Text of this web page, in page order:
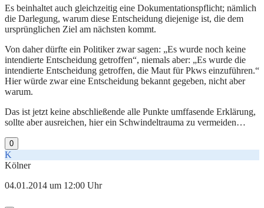
Es beinhaltet auch gleichzeitig eine Dokumentationspflicht; nämlich
die Darlegung, warum diese Entscheidung diejenige ist, die dem
ursprünglichen Ziel am nächsten kommt.
Von daher dürfte ein Politiker zwar sagen: „Es wurde noch keine
intendierte Entscheidung getroffen“, niemals aber: „Es wurde die
intendierte Entscheidung getroffen, die Maut für Pkws einzuführen.“
Hier würde zwar eine Entscheidung bekannt gegeben, nicht aber
warum.
Das ist jetzt keine abschließende alle Punkte umffasende Erklärung,
sollte aber ausreichen, hier ein Schwindeltrauma zu vermeiden…
0
K
Kölner
04.01.2014 um 12:00 Uhr